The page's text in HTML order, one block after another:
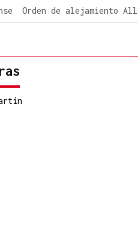
Orden de alejamiento